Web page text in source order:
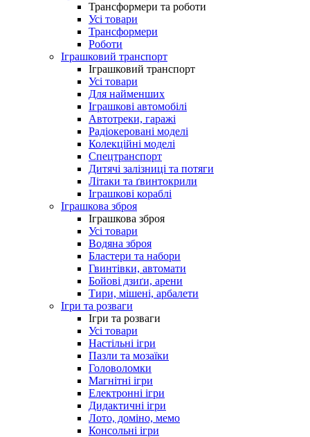
Трансформери та роботи
Усі товари
Трансформери
Роботи
Іграшковий транспорт
Іграшковий транспорт
Усі товари
Для найменших
Іграшкові автомобілі
Автотреки, гаражі
Радіокеровані моделі
Колекційні моделі
Спецтранспорт
Дитячі залізниці та потяги
Літаки та ґвинтокрили
Іграшкові кораблі
Іграшкова зброя
Іграшкова зброя
Усі товари
Водяна зброя
Бластери та набори
Гвинтівки, автомати
Бойові дзиґи, арени
Тири, мішені, арбалети
Ігри та розваги
Ігри та розваги
Усі товари
Настільні ігри
Пазли та мозаїки
Головоломки
Магнітні ігри
Електронні ігри
Дидактичні ігри
Лото, доміно, мемо
Консольні ігри